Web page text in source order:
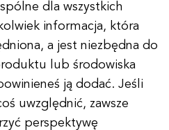
dla wszystkich
informacja, która
a jest niezbędna do
lub środowiska
ją dodać. Jeśli
uwzględnić, zawsze
perspektywę